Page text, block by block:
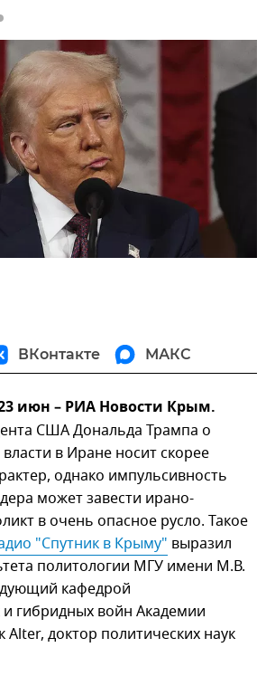
ВКонтакте МАКС
июн – РИА Новости Крым.
США Дональда Трампа о
в Иране носит скорее
однако импульсивность
может завести ирано-
в очень опасное русло. Такое
"Спутник в Крыму" выразил
политологии МГУ имени М.В.
кафедрой
гибридных войн Академии
Alter, доктор политических наук